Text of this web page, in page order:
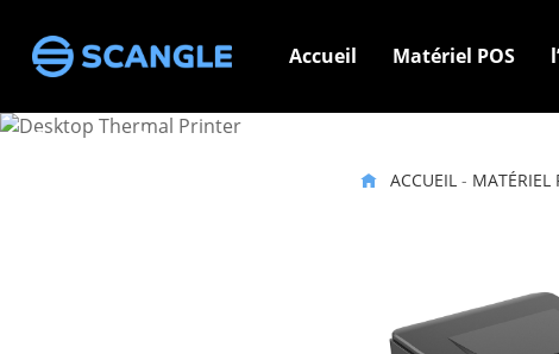
Accueil Matériel POS
Imprimante thermique
ACCUEIL - MATÉRIEL